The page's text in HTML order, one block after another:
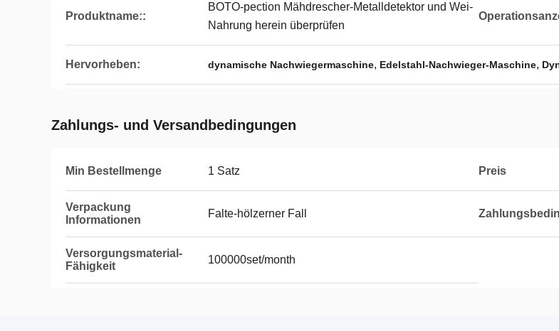
Produktname::
BOTO-pection Mähdrescher-Metalldetektor und Wei-
Nahrung herein überprüfen
Hervorheben: dynamische Nachwiegermaschine, Edelstahl-Nachwieger-Maschine,
Zahlungs- und Versandbedingungen
Min Bestellmenge 1 Satz Preis
Verpackung
Informationen
Falte-hölzerner Fall
Versorgungsmaterial-
Fähigkeit
100000set/month